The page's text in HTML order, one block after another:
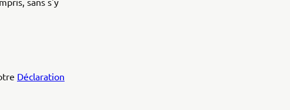
Déclaration